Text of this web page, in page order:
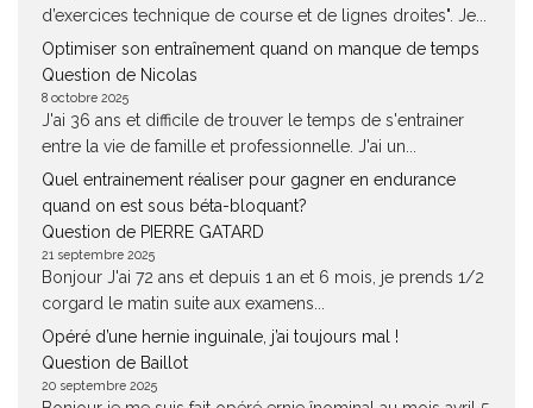
d’exercices technique de course et de lignes droites". Je...
Optimiser son entraînement quand on manque de temps
Question de Nicolas
8 octobre 2025
J'ai 36 ans et difficile de trouver le temps de s'entrainer
entre la vie de famille et professionnelle. J'ai un...
Quel entrainement réaliser pour gagner en endurance
quand on est sous béta-bloquant?
Question de PIERRE GATARD
21 septembre 2025
Bonjour J'ai 72 ans et depuis 1 an et 6 mois, je prends 1/2
corgard le matin suite aux examens...
Opéré d’une hernie inguinale, j’ai toujours mal !
Question de Baillot
20 septembre 2025